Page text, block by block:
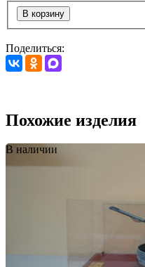
В корзину
Поделиться:
Похожие изделия
В наличии